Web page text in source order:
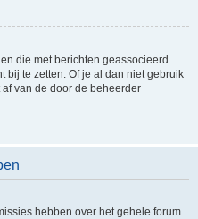
die met berichten geassocieerd
bij te zetten. Of je al dan niet gebruik
van de door de beheerder
hebben over het gehele forum.